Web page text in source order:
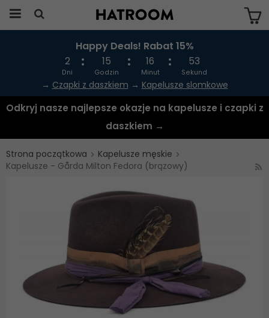
Produkten har blivit tillagd i varukorgen
Happy Deals! Rabat 15%
2
Dni
15
Godzin
16
Minut
53
Sekund
→ Czapki z daszkiem → Kapelusze slomkowe
Odkryj nasze najlepsze okazje na kapelusze i czapki z
daszkiem →
Strona początkowa
Kapelusze męskie
Kapelusze - Gårda Milton Fedora (brązowy)